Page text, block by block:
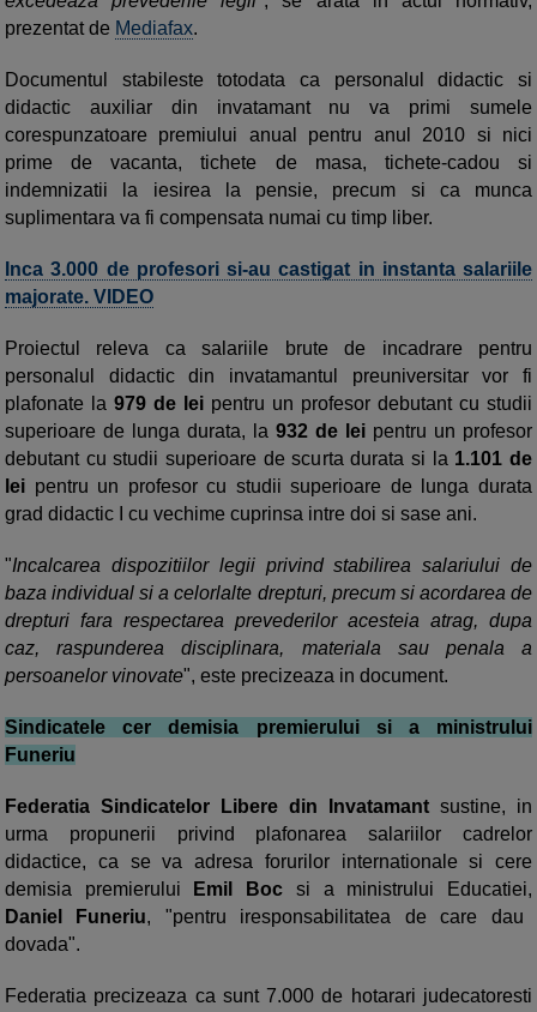
prezentat de Mediafax.
Documentul stabileste totodata ca personalul didactic si
didactic auxiliar din invatamant nu va primi sumele
corespunzatoare premiului anual pentru anul 2010 si nici
prime de vacanta, tichete de masa, tichete-cadou si
indemnizatii la iesirea la pensie, precum si ca munca
suplimentara va fi compensata numai cu timp liber.
Inca 3.000 de profesori si-au castigat in instanta salariile
majorate. VIDEO
Proiectul releva ca salariile brute de incadrare pentru
personalul didactic din invatamantul preuniversitar vor fi
plafonate la 979 de lei pentru un profesor debutant cu studii
superioare de lunga durata, la 932 de lei pentru un profesor
debutant cu studii superioare de scurta durata si la 1.101 de
lei pentru un profesor cu studii superioare de lunga durata
grad didactic I cu vechime cuprinsa intre doi si sase ani.
"Incalcarea dispozitiilor legii privind stabilirea salariului de
baza individual si a celorlalte drepturi, precum si acordarea de
drepturi fara respectarea prevederilor acesteia atrag, dupa
caz, raspunderea disciplinara, materiala sau penala a
persoanelor vinovate", este precizeaza in document.
Sindicatele cer demisia premierului si a ministrului
Funeriu
Federatia Sindicatelor Libere din Invatamant sustine, in
urma propunerii privind plafonarea salariilor cadrelor
didactice, ca se va adresa forurilor internationale si cere
demisia premierului
Emil Boc si a ministrului Educatiei,
Daniel Funeriu, "pentru iresponsabilitatea de care dau
dovada".
Federatia precizeaza ca sunt 7.000 de hotarari judecatoresti